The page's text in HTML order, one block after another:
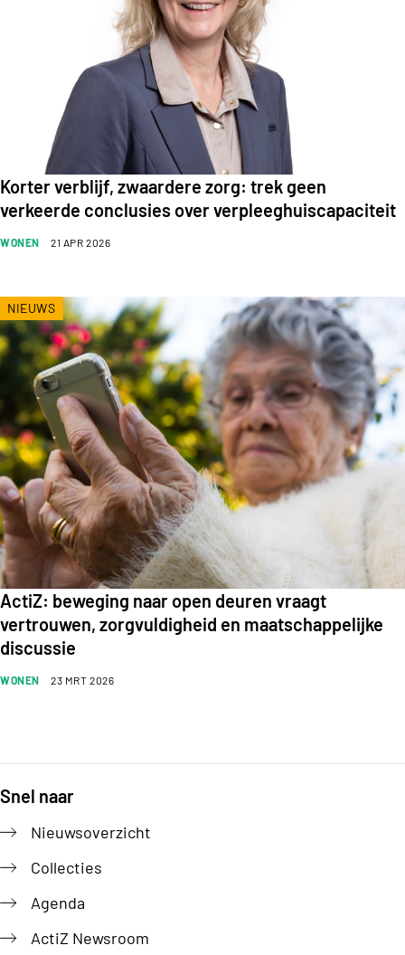
WONEN 21 APR 2026
Korter verblijf, zwaardere zorg: trek geen
verkeerde conclusies over verpleeghuiscapaciteit
WONEN 23 MRT 2026
ActiZ: beweging naar open deuren vraagt
vertrouwen, zorgvuldigheid en maatschappelijke
discussie
NIEUWS
Snel naar
Nieuwsoverzicht
Collecties
Agenda
ActiZ Newsroom